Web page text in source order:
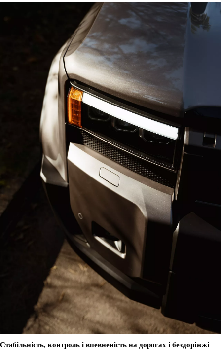
Стабільність, контроль і впевненість на дорогах і бездоріжжі